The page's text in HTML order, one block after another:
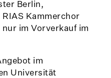
Berlin,
Kammerchor
im Vorverkauf im
im
Universität